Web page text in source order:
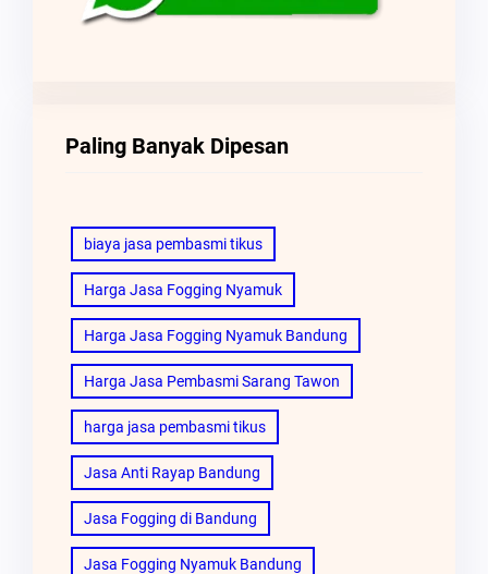
Paling Banyak Dipesan
biaya jasa pembasmi tikus
Harga Jasa Fogging Nyamuk
Harga Jasa Fogging Nyamuk Bandung
Harga Jasa Pembasmi Sarang Tawon
harga jasa pembasmi tikus
Jasa Anti Rayap Bandung
Jasa Fogging di Bandung
Jasa Fogging Nyamuk Bandung